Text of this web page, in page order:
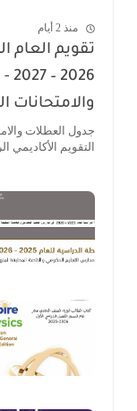
منذ 2 أيام
تقويم العام
والامتحانات
التقويم الأكاديمي